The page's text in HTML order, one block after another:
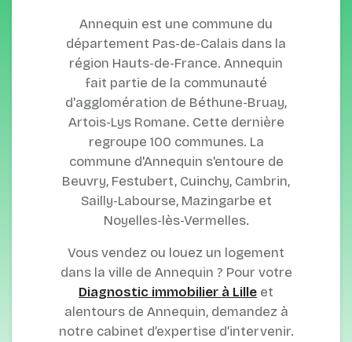
Annequin est une commune du
département Pas-de-Calais dans la
région Hauts-de-France. Annequin
fait partie de la communauté
d'agglomération de Béthune-Bruay,
Artois-Lys Romane. Cette dernière
regroupe 100 communes. La
commune d'Annequin s'entoure de
Beuvry, Festubert, Cuinchy, Cambrin,
Sailly-Labourse, Mazingarbe et
Noyelles-lès-Vermelles.
Vous vendez ou louez un logement
dans la ville de Annequin ? Pour votre
Diagnostic immobilier à Lille et
alentours de Annequin, demandez à
notre cabinet d’expertise d’intervenir.